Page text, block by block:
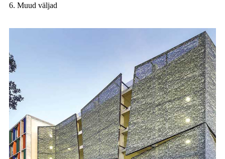
6. Muud väljad